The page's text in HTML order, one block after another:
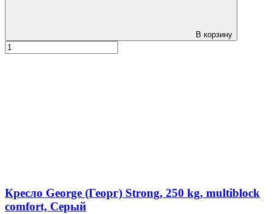
В корзину
Кресло George (Георг) Strong, 250 kg, multiblock
comfort, Серый